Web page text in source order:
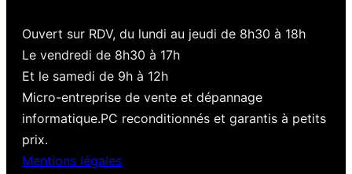
Ouvert sur RDV, du lundi au jeudi de 8h30 à 18h
Le vendredi de 8h30 à 17h
Et le samedi de 9h à 12h
Micro-entreprise de vente et dépannage
informatique.PC reconditionnés et garantis à petits
prix.
Mentions légales